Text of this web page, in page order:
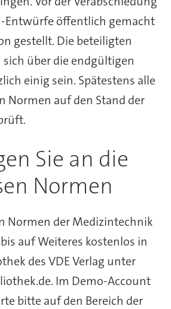
Entwürfe öffentlich gemacht
gestellt. Die beteiligten
sich über die endgültigen
einig sein. Spätestens alle
Normen auf den Stand der
Sie an die
Normen
Normen der Medizintechnik
auf Weiteres kostenlos in
des VDE Verlag unter
Im Demo-Account
bitte auf den Bereich der